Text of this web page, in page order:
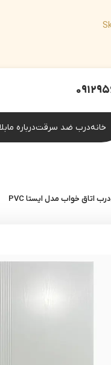
خانهدرب ضد سرقتدرباره ما
درب اتاق خواب مدل ایستا PVC